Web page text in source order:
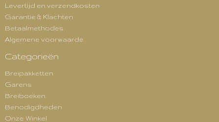
Levertijd en verzendkosten
Garantie & Klachten
Betaalmethodes
Algemene voorwaarde
Categorieën
Breipakketten
Garens
Breiboeken
Benodigdheden
Onze Winkel